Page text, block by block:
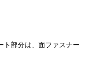
ト部分は、面ファスナー